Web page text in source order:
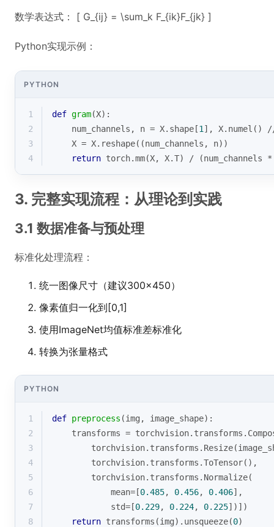
数学表达式： [ G_{ij} = \sum_k F_{ik}F_{jk} ]
Python实现示例：
PYTHON
1 def gram(X):
2
    num_channels, n = X.shape[
1 ], X.numel()
3
    X = X.reshape((num_channels, n))
4
return torch.mm(X, X.T) / (num_channels
3. 完整实现流程：从理论到实践
3.1 数据准备与预处理
标准化处理流程：
统一图像尺寸（建议300×450）
像素值归一化到[0,1]
使用ImageNet均值标准差标准化
转换为张量格式
PYTHON
1 def preprocess (img, image_shape):
2
transforms =
3
4
        torchvision.transforms.ToTensor(),
5
        torchvision.transforms.Normalize(
6
            mean=[
0.485, 0.456, 0.406],
7
            std=[
0.229, 0.224, 0.225])])
8
return transforms(img).unsqueeze(0)